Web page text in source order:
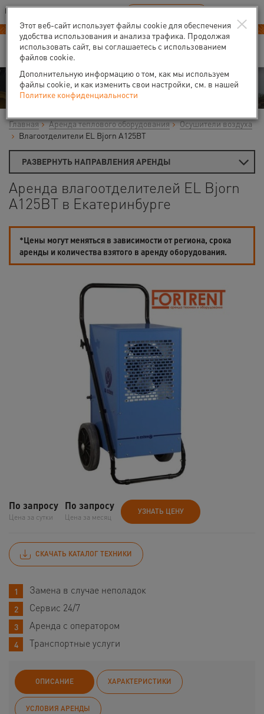
Ваш город:Екатеринбург
В Вашем регионе нет наших офисов RU EN
Аренда
Главная Аренда теплового оборудования
Осушители воздуха
Влагоотделители EL Bjorn A125BT
РАЗВЕРНУТЬ НАПРАВЛЕНИЯ АРЕНДЫ
Аренда влагоотделителей EL Bjorn
A125BT в Екатеринбурге
*Цены могут меняться в зависимости от региона, срока
аренды и количества взятого в аренду оборудования.
По запросу
Цена за сутки
По запросу
Цена за месяц
УЗНАТЬ ЦЕНУ
СКАЧАТЬ КАТАЛОГ ТЕХНИКИ
Замена в случае неполадок
Сервис 24/7
Аренда с оператором
Транспортные услуги
ОПИСАНИЕ ХАРАКТЕРИСТИКИ
УСЛОВИЯ АРЕНДЫ
×
Этот веб-сайт использует файлы cookie для обеспечения
удобства использования и анализа трафика. Продолжая
использовать сайт, вы соглашаетесь с использованием
файлов cookie.
Дополнительную информацию о том, как мы используем
файлы cookie, и как изменить свои настройки, см. в нашей
Политике конфиденциальности